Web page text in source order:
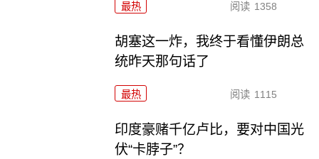
最热 阅读 1358
胡塞这一炸，我终于看懂伊朗总
统昨天那句话了
最热 阅读 1115
印度豪赌千亿卢比，要对中国光
伏“卡脖子”？